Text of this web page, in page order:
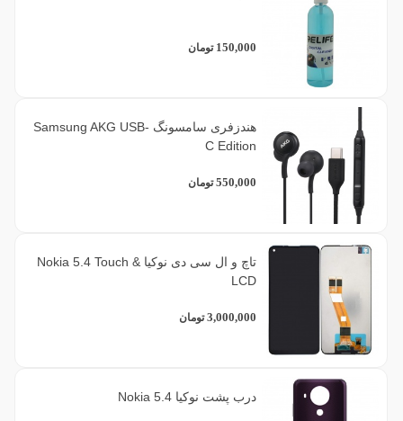
150,000 تومان
هندزفری سامسونگ Samsung AKG USB-
C Edition
550,000 تومان
تاچ و ال سی دی نوکیا Nokia 5.4 Touch &
LCD
3,000,000 تومان
درب پشت نوکیا Nokia 5.4